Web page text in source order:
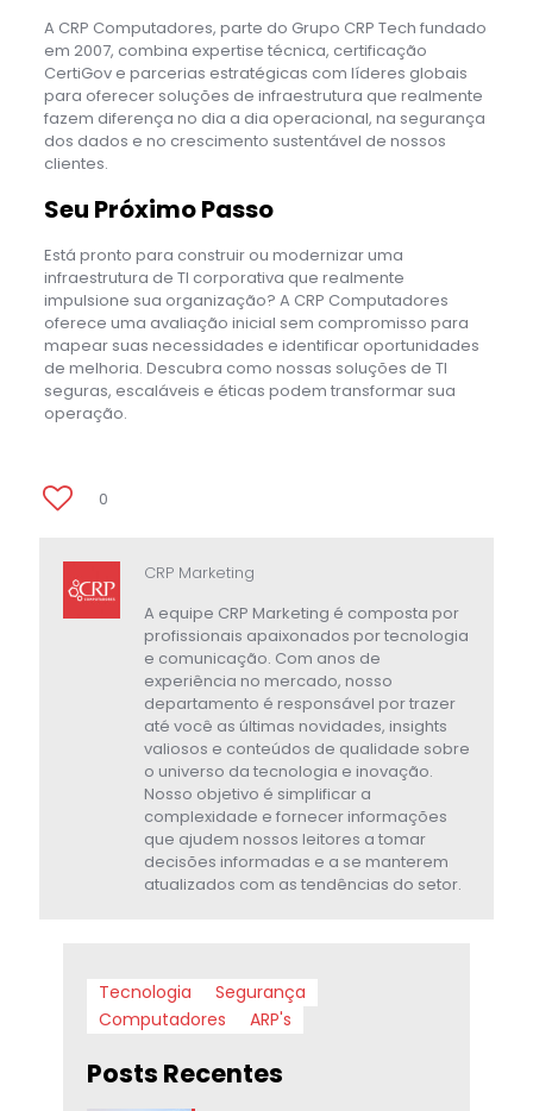
A CRP Computadores, parte do Grupo CRP Tech fundado
em 2007, combina expertise técnica, certificação
CertiGov e parcerias estratégicas com líderes globais
para oferecer soluções de infraestrutura que realmente
fazem diferença no dia a dia operacional, na segurança
dos dados e no crescimento sustentável de nossos
clientes.
Seu Próximo Passo
Está pronto para construir ou modernizar uma
infraestrutura de TI corporativa que realmente
impulsione sua organização? A CRP Computadores
oferece uma avaliação inicial sem compromisso para
mapear suas necessidades e identificar oportunidades
de melhoria. Descubra como nossas soluções de TI
seguras, escaláveis e éticas podem transformar sua
operação.
0
CRP Marketing
A equipe CRP Marketing é composta por
profissionais apaixonados por tecnologia
e comunicação. Com anos de
experiência no mercado, nosso
departamento é responsável por trazer
até você as últimas novidades, insights
valiosos e conteúdos de qualidade sobre
o universo da tecnologia e inovação.
Nosso objetivo é simplificar a
complexidade e fornecer informações
que ajudem nossos leitores a tomar
decisões informadas e a se manterem
atualizados com as tendências do setor.
Tecnologia
Segurança
Computadores
ARP's
Posts Recentes